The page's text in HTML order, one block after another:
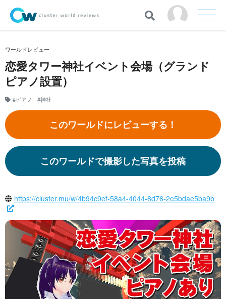
ワールドレビュー
恋愛タワー神社イベント会場（グランド
ピアノ設置）
#ピアノ #神社
このワールドにレビューする！
このワールドで撮影した写真を投稿
https://cluster.mu/w/4b94c9ef-58a4-4044-8d76-2e5bdae5ba9b